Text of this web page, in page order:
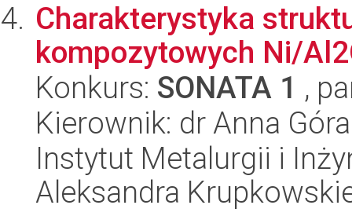
Charakterystyka
kompozytowych Ni/
Konkurs: SONATA 1 ,
Kierownik: dr Anna
Instytut Metalurgii i
Aleksandra